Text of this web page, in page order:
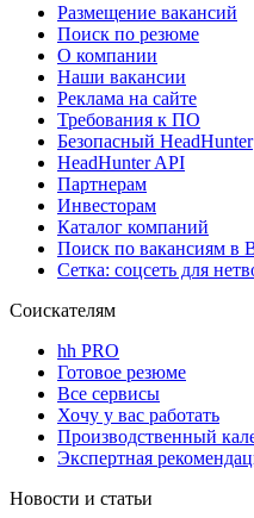
Размещение вакансий
Поиск по резюме
О компании
Наши вакансии
Реклама на сайте
Требования к ПО
Безопасный HeadHunter
HeadHunter API
Партнерам
Инвесторам
Каталог компаний
Поиск по вакансиям в
Сетка: соцсеть для
Соискателям
hh PRO
Готовое резюме
Все сервисы
Хочу у вас работать
Производственный
Экспертная
Новости и статьи